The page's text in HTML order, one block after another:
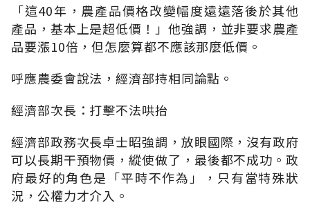
「這40年，農產品價格改變幅度遠遠落後於其他
產品，基本上是超低價！」他強調，並非要求農產
品要漲10倍，但怎麼算都不應該那麼低價。
呼應農委會說法，經濟部持相同論點。
經濟部次長：打擊不法哄抬
經濟部政務次長卓士昭強調，放眼國際，沒有政府
可以長期干預物價，縱使做了，最後都不成功。政
府最好的角色是「平時不作為」，只有當特殊狀
況，公權力才介入。